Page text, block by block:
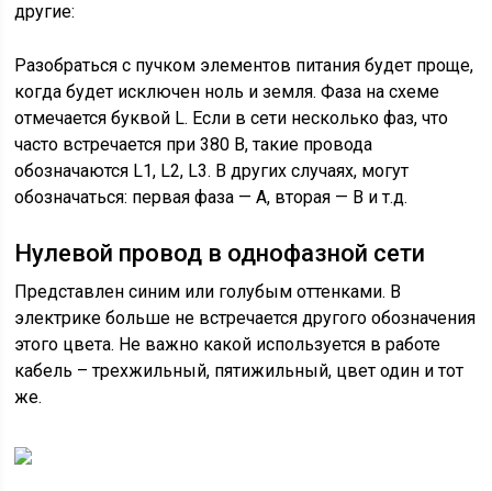
другие:
Разобраться с пучком элементов питания будет проще,
когда будет исключен ноль и земля. Фаза на схеме
отмечается буквой L. Если в сети несколько фаз, что
часто встречается при 380 В, такие провода
обозначаются L1, L2, L3. В других случаях, могут
обозначаться: первая фаза — A, вторая — B и т.д.
Нулевой провод в однофазной сети
Представлен синим или голубым оттенками. В
электрике больше не встречается другого обозначения
этого цвета. Не важно какой используется в работе
кабель – трехжильный, пятижильный, цвет один и тот
же.